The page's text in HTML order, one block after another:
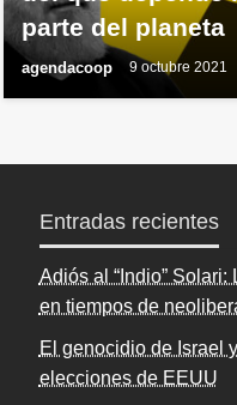
parte del planeta
agendacoop 9 octubre 2021
Entradas recientes
Adiós al “Indio”
en tiempos de
El genocidio de Israel
elecciones de EEUU